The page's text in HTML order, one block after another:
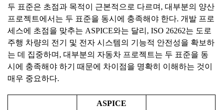
두 표준은 초점과 목적이 근본적으로 다르며, 대부분의 양산
프로젝트에서는 두 표준을 동시에 충족해야 한다. 개발 프로
세스에 초점을 맞추는 ASPICE와는 달리, ISO 26262는 도로
주행 차량의 전기 및 전자 시스템의 기능적 안전성을 확보하
는 데 집중하며, 대부분의 자동차 프로젝트는 두 표준을 동
시에 충족해야 하기 때문에 차이점을 명확히 이해하는 것이
매우 중요하다.
ASPICE